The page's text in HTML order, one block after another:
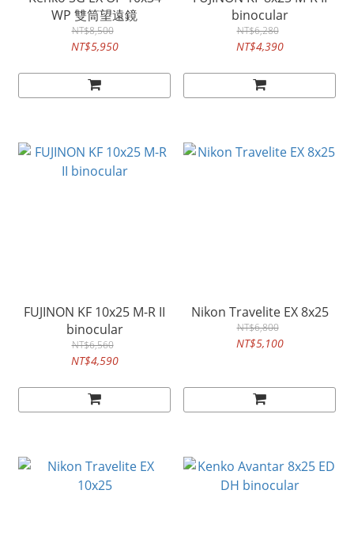
WP 雙筒望遠鏡
NT$8,500
NT$5,950
binocular
NT$6,280
NT$4,390
FUJINON KF 10x25 M-R II
binocular
NT$6,560
NT$4,590
Nikon Travelite EX 8x25
NT$6,800
NT$5,100